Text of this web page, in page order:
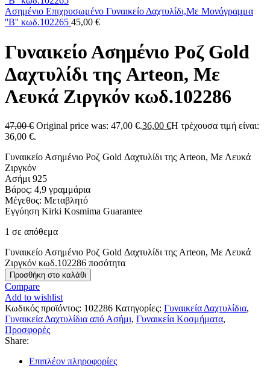
Ασημένιο Επιχρυσωμένο Γυναικείο Δαχτυλίδι,Με Μονόγραμμα
''B'' κωδ.102265 45,00 €
Γυναικείο Ασημένιο Ροζ Gold
Δαχτυλίδι της Arteon, Με
Λευκά Ζιργκόν κωδ.102286
47,00€ Original price was: 47,00 €.36,00 €Η τρέχουσα τιμή είναι:
36,00 €.
Γυναικείο Ασημένιο Ροζ Gold Δαχτυλίδι της Arteon, Με Λευκά
Ζιργκόν
Ασήμι 925
Βάρος: 4,9 γραμμάρια
Μέγεθος: Μεταβλητό
Εγγύηση Kirki Kosmima Guarantee
1 σε απόθεμα
Γυναικείο Ασημένιο Ροζ Gold Δαχτυλίδι της Arteon, Με Λευκά
Ζιργκόν κωδ.102286 ποσότητα
Προσθήκη στο καλάθι
Compare
Add to wishlist
Κωδικός προϊόντος: 102286 Κατηγορίες: Γυναικεία Δαχτυλίδια,
Γυναικεία Δαχτυλίδια από Ασήμι, Γυναικεία Κοσμήματα,
Προσφορές
Share:
Επιπλέον πληροφορίες